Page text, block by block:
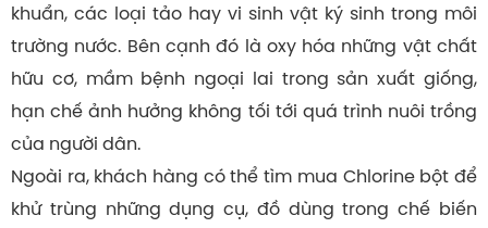
khuẩn, các loại tảo hay vi sinh vật ký sinh trong môi
trường nước. Bên cạnh đó là oxy hóa những vật chất
hữu cơ, mầm bệnh ngoại lai trong sản xuất giống,
hạn chế ảnh hưởng không tối tới quá trình nuôi trồng
của người dân.
Ngoài ra, khách hàng có thể tìm mua Chlorine bột để
khử trùng những dụng cụ, đồ dùng trong chế biến